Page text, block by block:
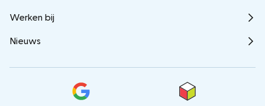
Werken bij
Nieuws